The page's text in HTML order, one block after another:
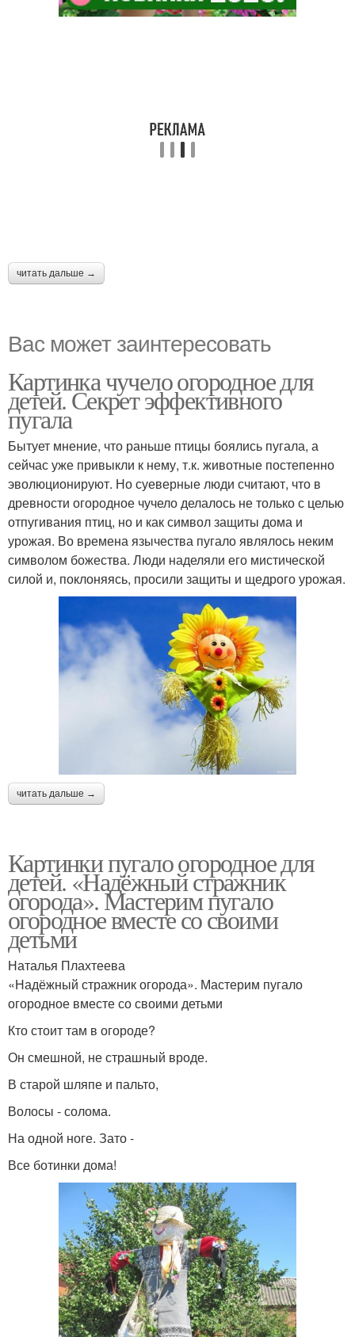
читать дальше →
Вас может заинтересовать
Картинка чучело огородное для
детей. Секрет эффективного
пугала
Бытует мнение, что раньше птицы боялись пугала, а
сейчас уже привыкли к нему, т.к. животные постепенно
эволюционируют. Но суеверные люди считают, что в
древности огородное чучело делалось не только с целью
отпугивания птиц, но и как символ защиты дома и
урожая. Во времена язычества пугало являлось неким
символом божества. Люди наделяли его мистической
силой и, поклоняясь, просили защиты и щедрого урожая.
читать дальше →
Картинки пугало огородное для
детей. «Надёжный стражник
огорода». Мастерим пугало
огородное вместе со своими
детьми
Наталья Плахтеева
«Надёжный стражник огорода». Мастерим пугало
огородное вместе со своими детьми
Кто стоит там в огороде?
Он смешной, не страшный вроде.
В старой шляпе и пальто,
Волосы - солома.
На одной ноге. Зато -
Все ботинки дома!